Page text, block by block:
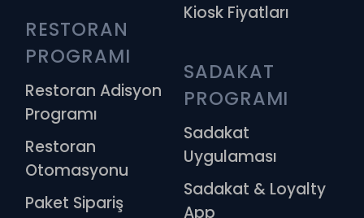
RESTORAN
PROGRAMI
Restoran Adisyon
Programı
Restoran
Otomasyonu
Paket Sipariş
Kiosk Fiyatları
SADAKAT
PROGRAMI
Sadakat
Uygulaması
Sadakat & Loyalty
App